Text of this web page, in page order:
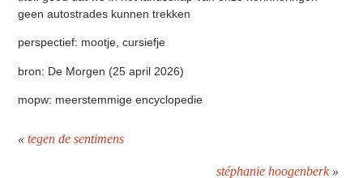
geen autostrades kunnen trekken
perspectief: mootje, cursiefje
bron: De Morgen (25 april 2026)
mopw: meerstemmige encyclopedie
«tegen de sentimens
stéphanie hoogenberk»